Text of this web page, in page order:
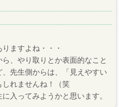
ますよね・・・
、やり取りとか表面的なこと
先生側からは、「見えやすい
れませんね！（笑
入ってみようかと思います。